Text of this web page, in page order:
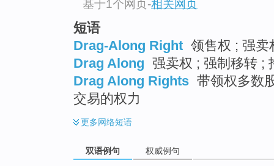
基于1个网页-相关网页
短语
Drag-Along Right 领售权 ; 强卖
Drag Along 强卖权 ; 强制移转 ;
Drag Along Rights 带领权多数
交易的权力
更多网络短语
双语例句 权威例句